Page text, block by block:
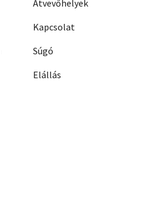
Átvevőhelyek
Kapcsolat
Súgó
Elállás